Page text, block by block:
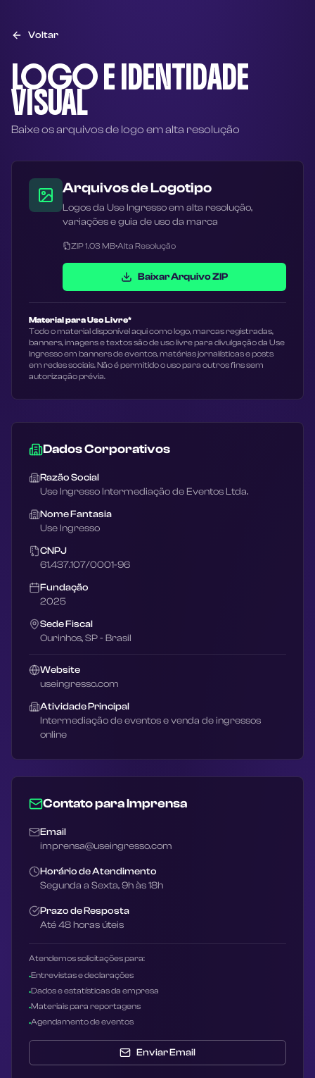
Voltar
LOGO E IDENTIDADE
VISUAL
Baixe os arquivos de logo em alta resolução
Arquivos de Logotipo
Logos da Use Ingresso em alta resolução,
variações e guia de uso da marca
ZIP 1.03 MB•Alta Resolução
Baixar Arquivo ZIP
Material para Uso Livre*
Todo o material disponível aqui como logo, marcas registradas,
banners, imagens e textos são de uso livre para divulgação da Use
Ingresso em banners de eventos, matérias jornalísticas e posts
em redes sociais. Não é permitido o uso para outros fins sem
autorização prévia.
Dados Corporativos
Razão Social
Use Ingresso Intermediação de Eventos Ltda.
Nome Fantasia
Use Ingresso
CNPJ
61.437.107/0001-96
Fundação
2025
Sede Fiscal
Ourinhos, SP - Brasil
Website
useingresso.com
Atividade Principal
Intermediação de eventos e venda de ingressos
online
Contato para Imprensa
Email
imprensa@useingresso.com
Horário de Atendimento
Segunda a Sexta, 9h às 18h
Prazo de Resposta
Até 48 horas úteis
Atendemos solicitações para:
•Entrevistas e declarações
•Dados e estatísticas da empresa
•Materiais para reportagens
•Agendamento de eventos
Enviar Email